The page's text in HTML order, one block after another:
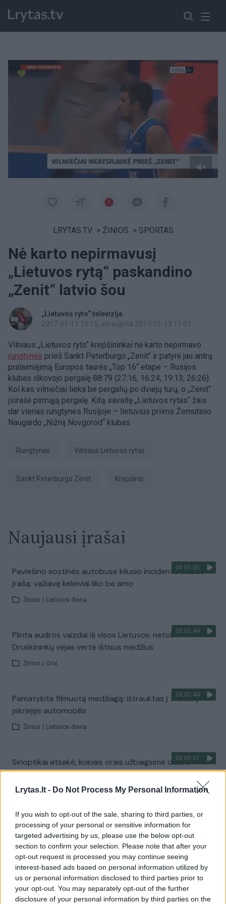
Lrytas.lt - Do Not Process My Personal Information
If you wish to opt-out of the sale, sharing to third parties, or
processing of your personal or sensitive information for
targeted advertising by us, please use the below opt-out
section to confirm your selection. Please note that after your
opt-out request is processed you may continue seeing
interest-based ads based on personal information utilized by
us or personal information disclosed to third parties prior to
your opt-out. You may separately opt-out of the further
disclosure of your personal information by third parties on the
LRYTAS.TV > ŽINIOS > SPORTAS
Nė karto nepirmavusį
„Lietuvos rytą“ paskandino
„Zenit“ latvio šou
„Lietuvos ryto“ televizija
2017-01-11 19:15, atnaujinta 2017-01-12 11:07
Vilniaus „Lietuvos ryto“ krepšininkai nė karto nepirmavo
rungtynės prieš Sankt Peterburgo „Zenit“ ir patyrė jau antrą
pralaimėjimą Europos taurės „Top 16“ etape – Rusijos
klubas iškovojo pergalę 88:79 (27:16, 16:24, 19:13, 26:26).
Kol kas vilniečiai lieka be pergalių po dviejų turų, o „Zenit“
įsirašė pirmąją pergalę. Kitą savaitę „Lietuvos rytas“ žais
dar vienas rungtynes Rusijoje – lietuvius priims Žemutinio
Naugardo „Nižnij Novgorod“ klubas.
rungtynės Vilniaus Lietuvos rytas
Sankt Peterburgo Zenit Krepšinis
Naujausi įrašai
00:01:05
Paviešino sostinės autobuse kilusio incidento vaizdo
įrašą: važiavę keleiviai liko be amo
Žinios Lietuvos diena
00:00:44
Plinta audros vaizdai iš visos Lietuvos: netoli
Druskininkų vėjas vertė ištisus medžius
Žinios Orai
00:00:44
Pamatykite filmuotą medžiagą: ištrauktas į tvenkinį
įskriejęs automobilis
Žinios Lietuvos diena
00:00:57
Sinoptikai atsakė, kokiais orais užbaigsime darbo
savaitę: karščiai atsitrauks
Žinios | Orai
Visi įrašai
Žiūrimiausi įrašai